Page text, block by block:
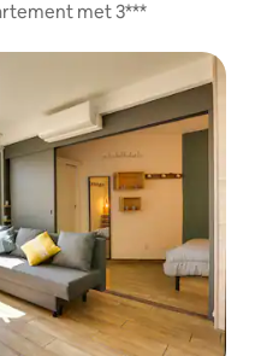
met 3***